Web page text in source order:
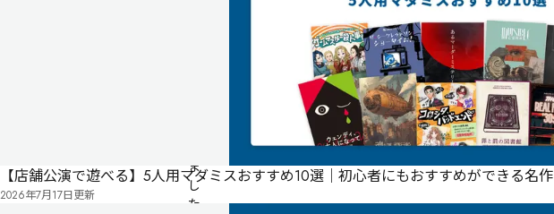
ま
し
た
【店舗公演で遊べる】5人用マダミスおすすめ10選｜初心者にもおすすめができる名作
2026年7月17日更新